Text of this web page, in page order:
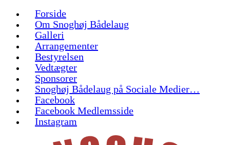
Forside
Om Snoghøj Bådelaug
Galleri
Arrangementer
Bestyrelsen
Vedtægter
Sponsorer
Snoghøj Bådelaug på Sociale Medier…
Facebook
Facebook Medlemsside
Instagram